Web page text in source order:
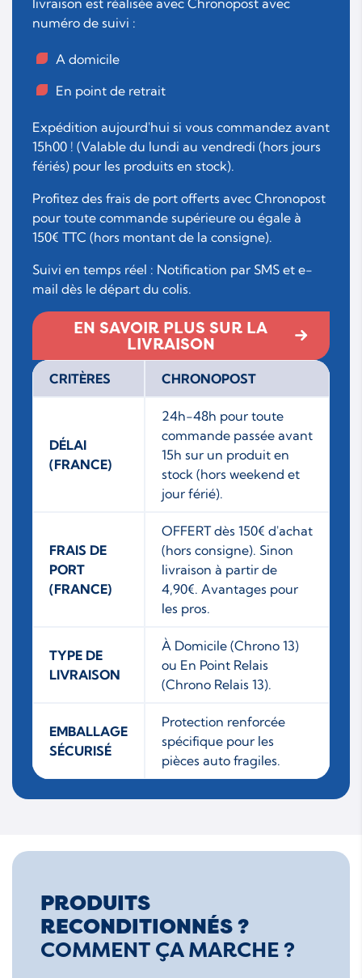
numéro de suivi :
A domicile
En point de retrait
Expédition aujourd'hui si vous commandez avant
15h00 ! (Valable du lundi au vendredi (hors jours
fériés) pour les produits en stock).
Profitez des frais de port offerts avec Chronopost
pour toute commande supérieure ou égale à
150€ TTC (hors montant de la consigne).
Suivi en temps réel : Notification par SMS et e-
mail dès le départ du colis.
EN SAVOIR PLUS SUR LA
LIVRAISON
CRITÈRES CHRONOPOST
DÉLAI
(FRANCE)
24h-48h pour toute
commande passée avant
15h sur un produit en
stock (hors weekend et
jour férié).
FRAIS DE
PORT
(FRANCE)
OFFERT dès 150€ d'achat
(hors consigne). Sinon
livraison à partir de
4,90€. Avantages pour
les pros.
TYPE DE
LIVRAISON
À Domicile (Chrono 13)
ou En Point Relais
(Chrono Relais 13).
EMBALLAGE
SÉCURISÉ
Protection renforcée
spécifique pour les
pièces auto fragiles.
PRODUITS
RECONDITIONNÉS ?
COMMENT ÇA MARCHE ?